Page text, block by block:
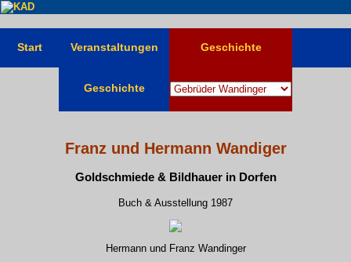
Start Veranstaltungen Geschichte
Geschichte
Franz und Hermann Wandiger
Goldschmiede & Bildhauer in Dorfen
Buch & Ausstellung 1987
Hermann und Franz Wandinger